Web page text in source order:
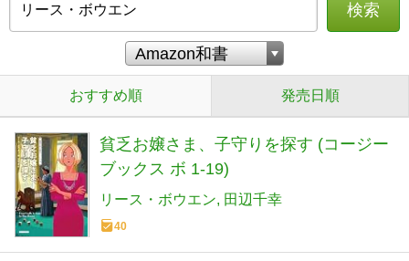
検索
おすすめ順 発売日順
貧乏お嬢さま、子守りを探す (コージー
ブックス ボ 1-19)
リース・ボウエン 田辺千幸
40